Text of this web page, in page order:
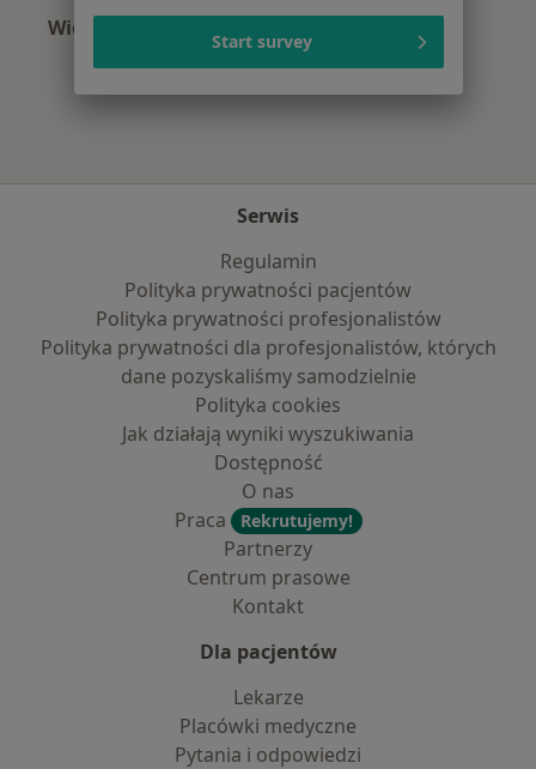
Więcej (15)
Więcej w kategorii: Najczęście leczone
Serwis
Regulamin
Polityka prywatności pacjentów
Polityka prywatności profesjonalistów
Polityka prywatności dla profesjonalistów, których
dane pozyskaliśmy samodzielnie
Polityka cookies
Jak działają wyniki wyszukiwania
Dostępność
O nas
Praca
Rekrutujemy!
Partnerzy
Centrum prasowe
Kontakt
Dla pacjentów
Lekarze
Placówki medyczne
Pytania i odpowiedzi
Start survey